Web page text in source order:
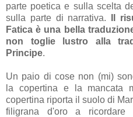
parte poetica e sulla scelta
sulla parte di narrativa.
Il
Fatica è una bella
non toglie lustro alla
Principe.
Un paio di cose non (mi)
la copertina e la mancata
copertina riporta il suolo di
filigrana d'oro a ricordare